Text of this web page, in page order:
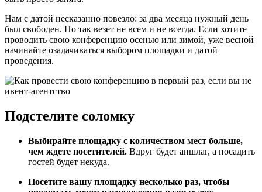
Нам с датой несказанно повезло: за два месяца нужный день
был свободен. Но так везет не всем и не всегда. Если хотите
проводить свою конференцию осенью или зимой, уже весной
начинайте озадачиваться выбором площадки и датой
проведения.
Подстелите соломку
Выбирайте площадку с количеством мест больше,
чем ждете посетителей. Вдруг будет аншлаг, а посадить
гостей будет некуда.
Посетите вашу площадку несколько раз, чтобы